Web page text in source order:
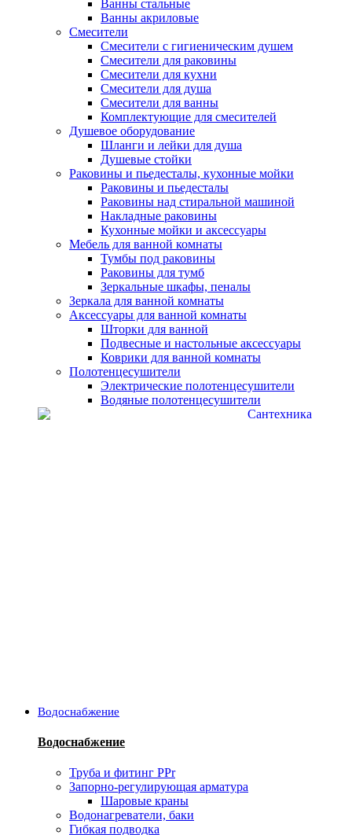
Ванны стальные
Ванны акриловые
Смесители
Смесители с гигиеническим душем
Смесители для раковины
Смесители для кухни
Смесители для душа
Смесители для ванны
Комплектующие для смесителей
Душевое оборудование
Шланги и лейки для душа
Душевые стойки
Раковины и пьедесталы, кухонные мойки
Раковины и пьедесталы
Раковины над стиральной машиной
Накладные раковины
Кухонные мойки и аксессуары
Мебель для ванной комнаты
Тумбы под раковины
Раковины для тумб
Зеркальные шкафы, пеналы
Зеркала для ванной комнаты
Аксессуары для ванной комнаты
Шторки для ванной
Подвесные и настольные аксессуары
Коврики для ванной комнаты
Полотенцесушители
Электрические полотенцесушители
Водяные полотенцесушители
Водоснабжение
Водоснабжение
Труба и фитинг PPr
Запорно-регулирующая арматура
Шаровые краны
Водонагреватели, баки
Гибкая подводка